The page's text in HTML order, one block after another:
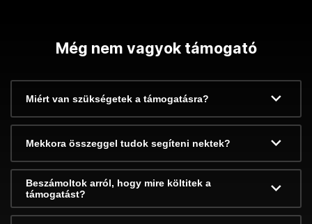
Még nem vagyok támogató
Miért van szükségetek a támogatásra?
Mekkora összeggel tudok segíteni nektek?
Beszámoltok arról, hogy mire költitek a
támogatást?